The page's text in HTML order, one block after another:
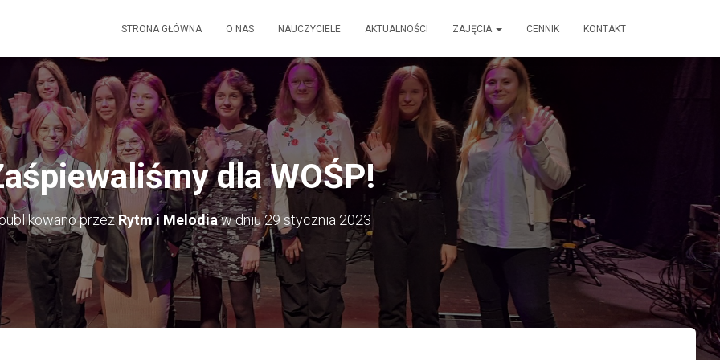
STRONA GŁÓWNA O NAS NAUCZYCIELE AKTUALNOŚCI ZAJĘCIA CENNIK KONTAKT
dla WOŚP!
przezRytm i Melodiaw dniu29 stycznia 2023